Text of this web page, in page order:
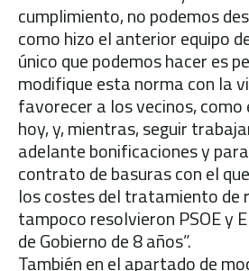
cumplimiento, no podemos
como hizo el anterior equipo
único que podemos hacer es
modifique esta norma con la
favorecer a los vecinos,
hoy, y, mientras, seguir
adelante bonificaciones y
contrato de basuras con el
los costes del tratamiento de
tampoco resolvieron PSOE y
de Gobierno de 8 años”.
También en el apartado de